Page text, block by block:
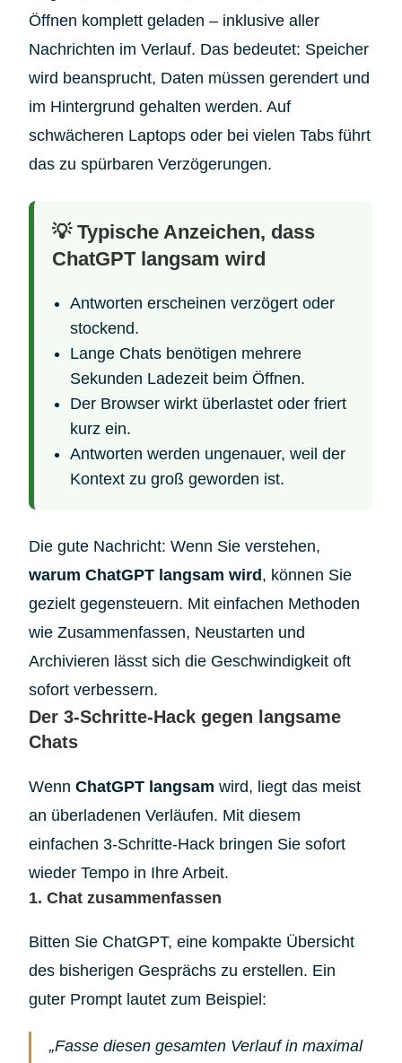
Öffnen komplett geladen – inklusive aller
Nachrichten im Verlauf. Das bedeutet: Speicher
wird beansprucht, Daten müssen gerendert und
im Hintergrund gehalten werden. Auf
schwächeren Laptops oder bei vielen Tabs führt
das zu spürbaren Verzögerungen.
💡 Typische Anzeichen, dass
ChatGPT langsam wird
Antworten erscheinen verzögert oder
stockend.
Lange Chats benötigen mehrere
Sekunden Ladezeit beim Öffnen.
Der Browser wirkt überlastet oder friert
kurz ein.
Antworten werden ungenauer, weil der
Kontext zu groß geworden ist.
Die gute Nachricht: Wenn Sie verstehen,
warum ChatGPT langsam wird, können Sie
gezielt gegensteuern. Mit einfachen Methoden
wie Zusammenfassen, Neustarten und
Archivieren lässt sich die Geschwindigkeit oft
sofort verbessern.
Der 3-Schritte-Hack gegen langsame
Chats
WennChatGPT langsam wird, liegt das meist
an überladenen Verläufen. Mit diesem
einfachen 3-Schritte-Hack bringen Sie sofort
wieder Tempo in Ihre Arbeit.
1. Chat zusammenfassen
Bitten Sie ChatGPT, eine kompakte Übersicht
des bisherigen Gesprächs zu erstellen. Ein
guter Prompt lautet zum Beispiel:
„Fasse diesen gesamten Verlauf in maximal